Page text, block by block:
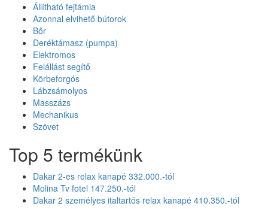
Állítható fejtámla
Azonnal elvihető bútorok
Bőr
Deréktámasz (pumpa)
Elektromos
Felállást segítő
Körbeforgós
Lábzsámolyos
Masszázs
Mechanikus
Szövet
Top 5 termékünk
Dakar 2-es relax kanapé 332.000.-tól
Molina Tv fotel 147.250.-tól
Dakar 2 személyes italtartós relax kanapé 410.350.-tól